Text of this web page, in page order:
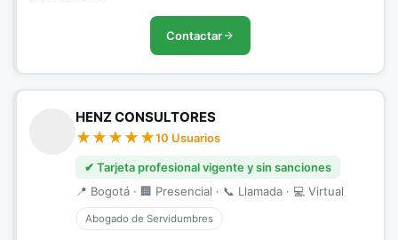
Contactar
HENZ CONSULTORES
10 Usuarios
✔ Tarjeta profesional vigente y sin sanciones
📍 Bogotá · 🏢 Presencial · 📞 Llamada · 💻 Virtual
Abogado de Servidumbres